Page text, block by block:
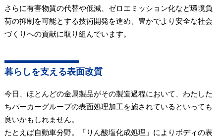
さらに有害物質の代替や低減、ゼロエミッション化など環境負
荷の抑制を可能とする技術開発を進め、豊かでより安全な社会
づくりへの貢献に取り組んでいます。
暮らしを支える表面改質
今日、ほとんどの金属製品がその製造過程において、わたした
ちパーカーグループの表面処理加工を施されているといっても
良いかもしれません。
たとえば自動車分野。「りん酸塩化成処理」によりボディの表